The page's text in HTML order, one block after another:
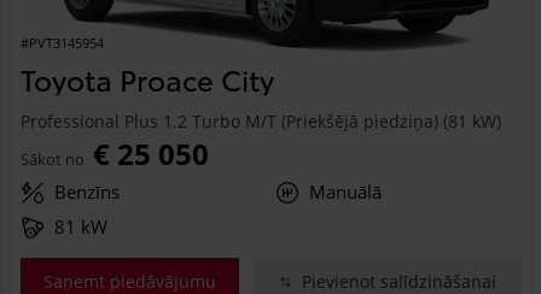
#PVT3145954
Toyota Proace City
Professional Plus 1.2 Turbo M/T (Priekšējā piedziņa) (81 kW)
Sākot no € 25 050
Benzīns
Manuālā
81 kW
Saņemt piedāvājumu Pievienot salīdzināšanai